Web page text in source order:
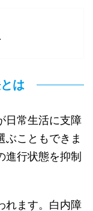
は
日常生活に支障
ぶこともできま
進行状態を抑制
れます。白内障